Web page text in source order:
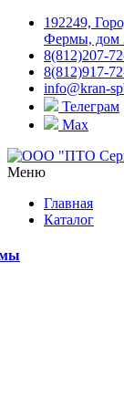
192249,
Фермы, дом
8(812)207-
8(812)917-
info@kran-
Телеграм
Max
Меню
Главная
Каталог